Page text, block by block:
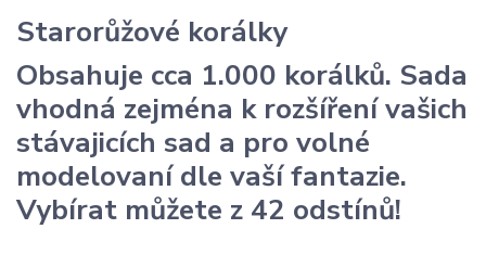
Starorůžové korálky
Obsahuje cca 1.000 korálků. Sada
vhodná zejména k rozšíření vašich
stávajicích sad a pro volné
modelovaní dle vaší fantazie.
Vybírat můžete z 42 odstínů!